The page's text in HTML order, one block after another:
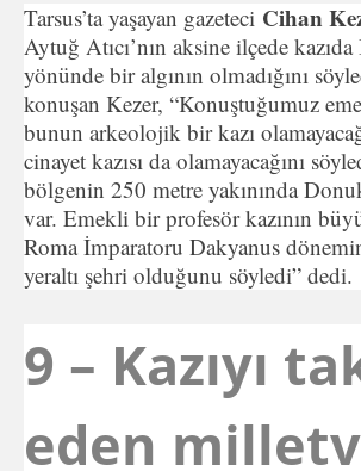
Tarsus’ta yaşayan gazeteci Cihan
Aytuğ Atıcı’nın aksine ilçede
yönünde bir algının olmadığını
konuşan Kezer, “Konuştuğumuz
bunun arkeolojik bir kazı
cinayet kazısı da olamayacağını
bölgenin 250 metre yakınında
var. Emekli bir profesör kazının
Roma İmparatoru Dakyanus
yeraltı şehri olduğunu
9 – Kazıyı
eden